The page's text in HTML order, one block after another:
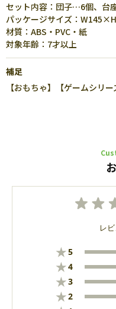
セット内容：団子…6個、台
パッケージサイズ：
材質：ABS・PVC・紙
対象年齢：7才以上
補足
【おもちゃ】【ゲームシリ
レ
★5
★4
★3
★2